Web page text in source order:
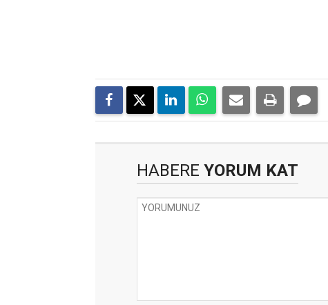
HABERE YORUM KAT